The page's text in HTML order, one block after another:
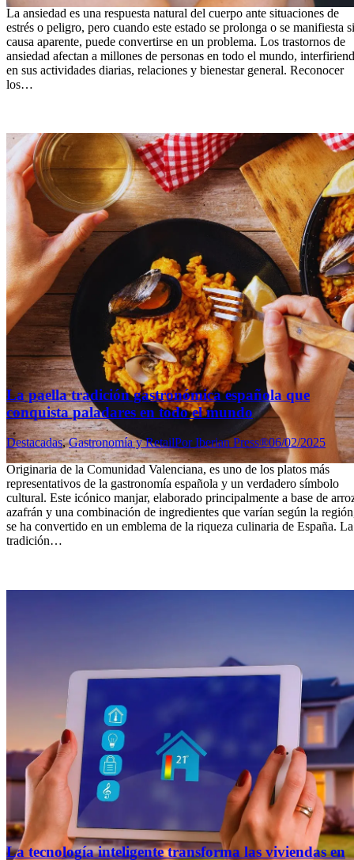
La ansiedad es una respuesta natural del cuerpo ante situaciones de
estrés o peligro, pero cuando este estado se prolonga o se manifiesta
causa aparente, puede convertirse en un problema. Los trastornos de
ansiedad afectan a millones de personas en todo el mundo,
en sus actividades diarias, relaciones y bienestar general. Reconocer
los…
La paella tradición gastronómica española que
conquista paladares en todo el mundo
Destacadas,Gastronomía y RetailPorIberian Press®06/02/2025
Originaria de la Comunidad Valenciana, es uno de los platos más
representativos de la gastronomía española y un verdadero símbolo
cultural. Este icónico manjar, elaborado principalmente a base de
azafrán y una combinación de ingredientes que varían según la
se ha convertido en un emblema de la riqueza culinaria de España. La
tradición…
La tecnología inteligente transforma las viviendas en